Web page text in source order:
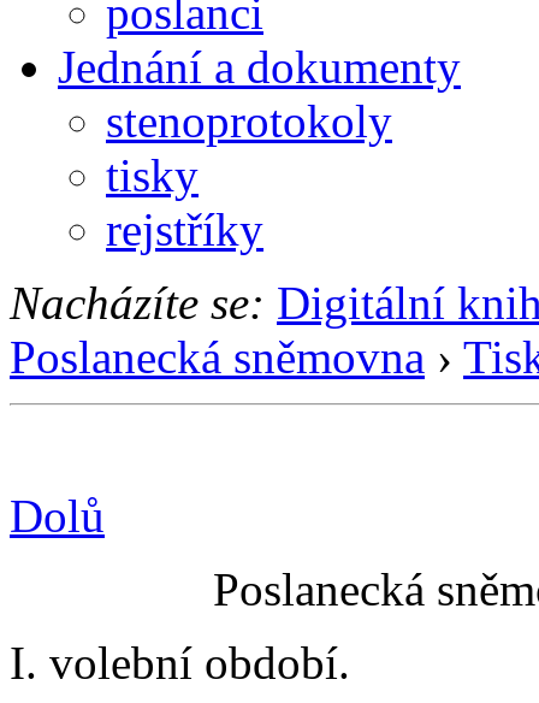
poslanci
Jednání a dokumenty
stenoprotokoly
tisky
rejstříky
Nacházíte se: Digitální
Poslanecká sněmovna ›
Dolů
Poslanecká
I. volební období.